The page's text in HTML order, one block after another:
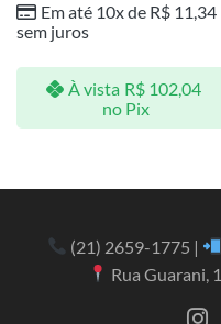
Em até 10x de R$11,34
sem juros
À vista R$ 102,04
no Pix
(21) 2659-1775 |
Rua Guarani,